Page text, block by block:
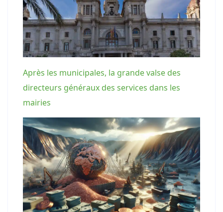
Après les municipales, la grande valse des
directeurs généraux des services dans les
mairies